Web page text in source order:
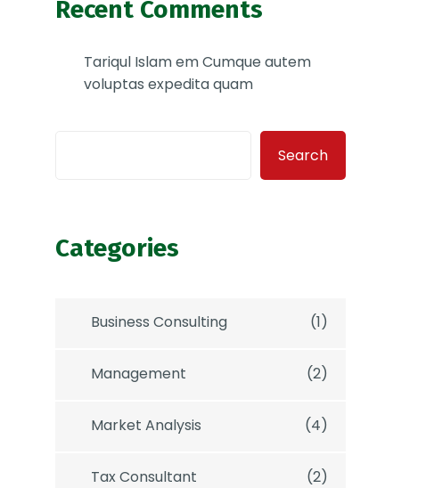
Recent Comments
Tariqul IslamemCumque autem
voluptas expedita quam
Search
Categories
Business Consulting (1)
Management (2)
Market Analysis (4)
Tax Consultant (2)